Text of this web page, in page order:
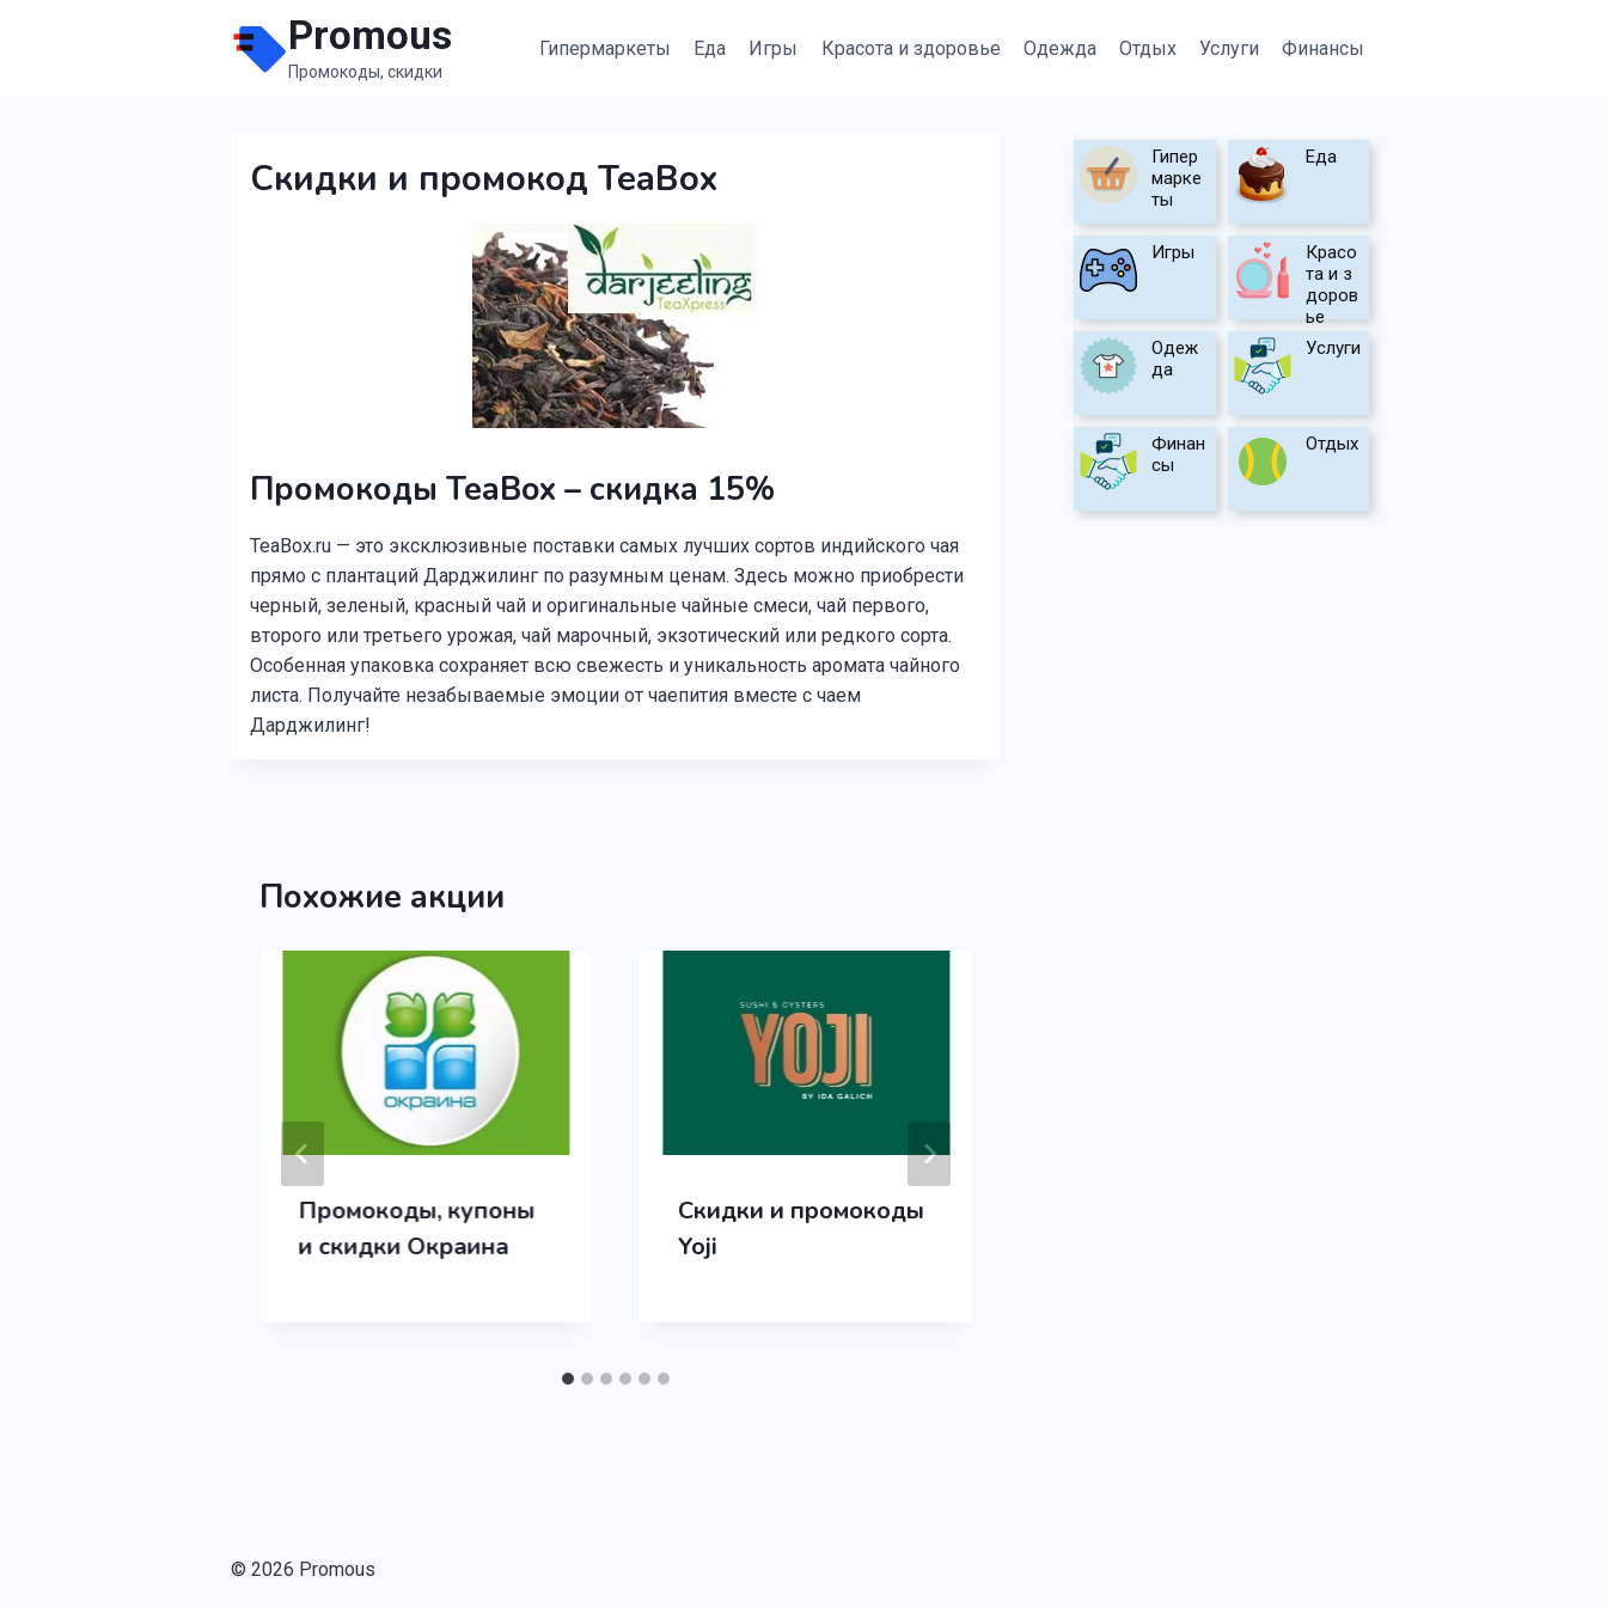
Promous
Промокоды, скидки
Гипермаркеты Еда Игры Красота и здоровье Одежда Отдых Услуги Финансы
Скидки и промокод TeaBox
Промокоды TeaBox – скидка 15%
TeaBox.ru — это эксклюзивные поставки самых лучших сортов индийского чая
прямо с плантаций Дарджилинг по разумным ценам. Здесь можно приобрести
черный, зеленый, красный чай и оригинальные чайные смеси, чай первого,
второго или третьего урожая, чай марочный, экзотический или редкого сорта.
Особенная упаковка сохраняет всю свежесть и уникальность аромата чайного
листа. Получайте незабываемые эмоции от чаепития вместе с чаем
Дарджилинг!
Похожие акции
Промокоды, купоны
и скидки Окраина
Скидки и промокоды
Yoji
Гипер
марке
ты
Еда
Игры
Красо
та и з
доров
ье
Одеж
да
Услуги
Финан
сы
Отдых
© 2026 Promous